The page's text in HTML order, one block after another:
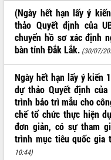
UBND tỉnh Đắk Lắk triển khai
vụ 6 tháng cuối năm 2026
Kỳ họp thứ Hai, Hội đồng nhân
tỉnh khóa XI quyết nghị nhiều nội
Bí thư Tỉnh ủy Lương Nguyễn Minh
Triết thăm, tặng quà người có
cách mạng
Rà soát, hoàn thiện hệ thống
văn hóa, thể thao đáp ứng yêu
phát triển mới
Thường trực HĐND tỉnh Đắk Lắk
LIÊN KẾT WEB
THỐNG KÊ TRUY CẬP
(Ngày hết hạn lấy ý
thảo Quyết định của
chuyển hồ sơ xác định
bàn tỉnh Đắk Lắk. (30/07/
Ngày hết hạn lấy ý kiến
dự thảo Quyết định
trình bảo trì mẫu cho
chế tổ chức thực hiện
đơn giản, có sự tham
trình mục tiêu quốc gia
10:44)